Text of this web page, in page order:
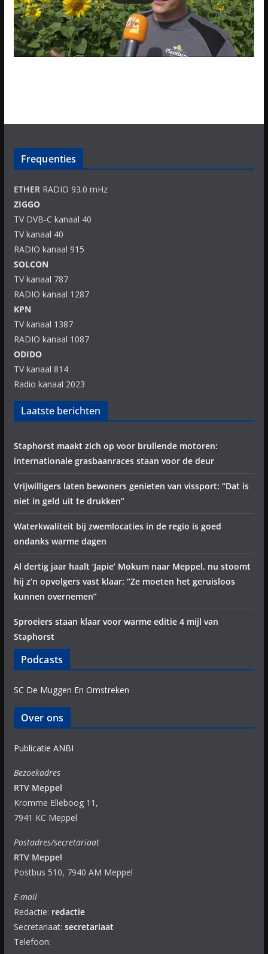
Frequenties
ETHERRADIO 93.0 mHz
ZIGGO
TV DVB-C kanaal 40
TV kanaal 40
RADIO kanaal 915
SOLCON
TV kanaal 787
RADIO kanaal 1287
KPN
TV kanaal 1387
RADIO kanaal 1087
ODIDO
TV kanaal 814
Radio kanaal 2023
Laatste berichten
Staphorst maakt zich op voor brullende motoren:
internationale grasbaanraces staan voor de deur
Vrijwilligers laten bewoners genieten van vissport: “Dat is
niet in geld uit te drukken”
Waterkwaliteit bij zwemlocaties in de regio is goed
ondanks warme dagen
Al dertig jaar haalt ‘Japie’ Mokum naar Meppel, nu stoomt
hij z’n opvolgers vast klaar: “Ze moeten het geruisloos
kunnen overnemen”
Sproeiers staan klaar voor warme editie 4 mijl van
Staphorst
Podcasts
SC De Muggen En Omstreken
Over ons
Publicatie ANBI
Bezoekadres
RTV Meppel
Kromme Elleboog 11,
7941 KC Meppel
Postadres/secretariaat
RTV Meppel
Postbus 510, 7940 AM Meppel
E-mail
Redactie: redactie
Secretariaat: secretariaat
Telefoon: